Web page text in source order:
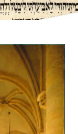
- BIMA A